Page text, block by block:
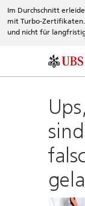
Im Durchschnitt
mit Turbo-
und nicht für